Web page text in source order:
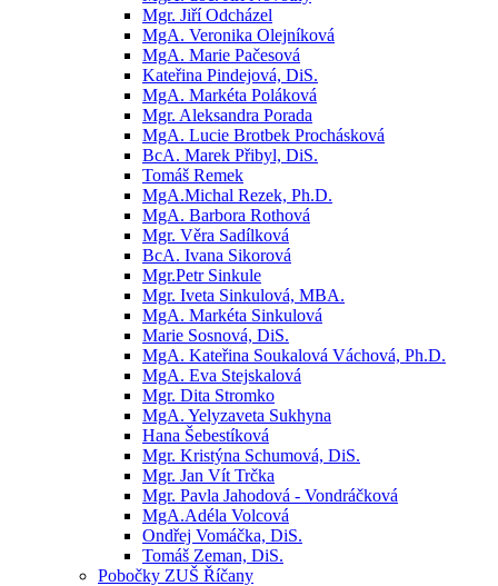
Mgr. Jiří Odcházel
MgA. Veronika Olejníková
MgA. Marie Pačesová
Kateřina Pindejová, DiS.
MgA. Markéta Poláková
Mgr. Aleksandra Porada
MgA. Lucie Brotbek Prochásková
BcA. Marek Přibyl, DiS.
Tomáš Remek
MgA.Michal Rezek, Ph.D.
MgA. Barbora Rothová
Mgr. Věra Sadílková
BcA. Ivana Sikorová
Mgr.Petr Sinkule
Mgr. Iveta Sinkulová, MBA.
MgA. Markéta Sinkulová
Marie Sosnová, DiS.
MgA. Kateřina Soukalová Váchová, Ph.D.
MgA. Eva Stejskalová
Mgr. Dita Stromko
MgA. Yelyzaveta Sukhyna
Hana Šebestíková
Mgr. Kristýna Schumová, DiS.
Mgr. Jan Vít Trčka
Mgr. Pavla Jahodová - Vondráčková
MgA.Adéla Volcová
Ondřej Vomáčka, DiS.
Tomáš Zeman, DiS.
Pobočky ZUŠ Říčany